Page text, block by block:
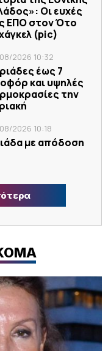
Οι ευχές
ΕΠΟ στον Ότο
(pic)
2026 10:32
έως 7
και υψηλές
την
2026 10:18
με απόδοση